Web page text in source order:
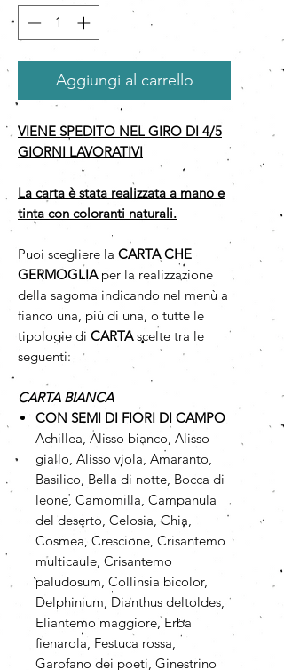
Aggiungi al carrello
VIENE SPEDITO NEL GIRO DI 4/5
GIORNI LAVORATIVI
La carta è stata realizzata a mano e
tinta con coloranti naturali.
Puoi scegliere la CARTA CHE
GERMOGLIAper la realizzazione
della sagoma indicando nel menù a
fianco una, più di una, o tutte le
tipologie di CARTAscelte tra le
seguenti:
CARTA BIANCA
CON SEMI DI FIORI DI CAMPO
Achillea, Alisso bianco, Alisso
giallo, Alisso viola, Amaranto,
Basilico, Bella di notte, Bocca di
leone, Camomilla, Campanula
del deserto, Celosia, Chia,
Cosmea, Crescione, Crisantemo
multicaule, Crisantemo
paludosum, Collinsia bicolor,
Delphinium, Dianthus deltoldes,
Eliantemo maggiore, Erba
fienarola, Festuca rossa,
Garofano dei poeti, Ginestrino